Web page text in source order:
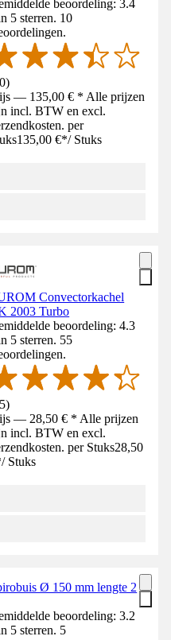
beoordeling: 3.4
5 sterren. 10
)
— 135,00 € * Alle prijzen
incl. BTW en excl.
per
135,00 €*/ Stuks
Convectorkachel
2003 Turbo
beoordeling: 4.3
5 sterren. 55
)
— 28,50 € * Alle prijzen
incl. BTW en excl.
per Stuks28,50
/ Stuks
Ø 150 mm lengte 2
beoordeling: 3.2
5 sterren. 5